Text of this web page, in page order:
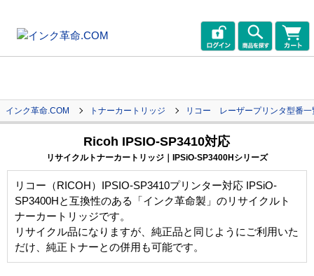
インク革命.COM トナーカートリッジ リコー レーザープリンタ型番一
Ricoh IPSIO-SP3410対応
リサイクルトナーカートリッジ｜IPSiO-SP3400Hシリーズ
リコー（RICOH）IPSIO-SP3410プリンター対応 IPSiO-
SP3400Hと互換性のある「インク革命製」のリサイクルト
ナーカートリッジです。
リサイクル品になりますが、純正品と同じようにご利用いた
だけ、純正トナーとの併用も可能です。